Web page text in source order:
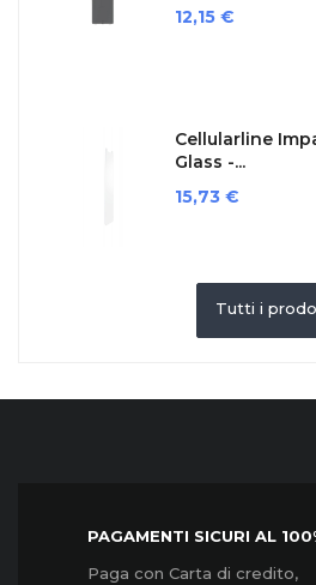
Prezzo
12,15 €
Cellularline
Glass -...
Prezzo
15,73 €
Tutti i
PAGAMENTI SICURI AL
Paga con Carta di credito,